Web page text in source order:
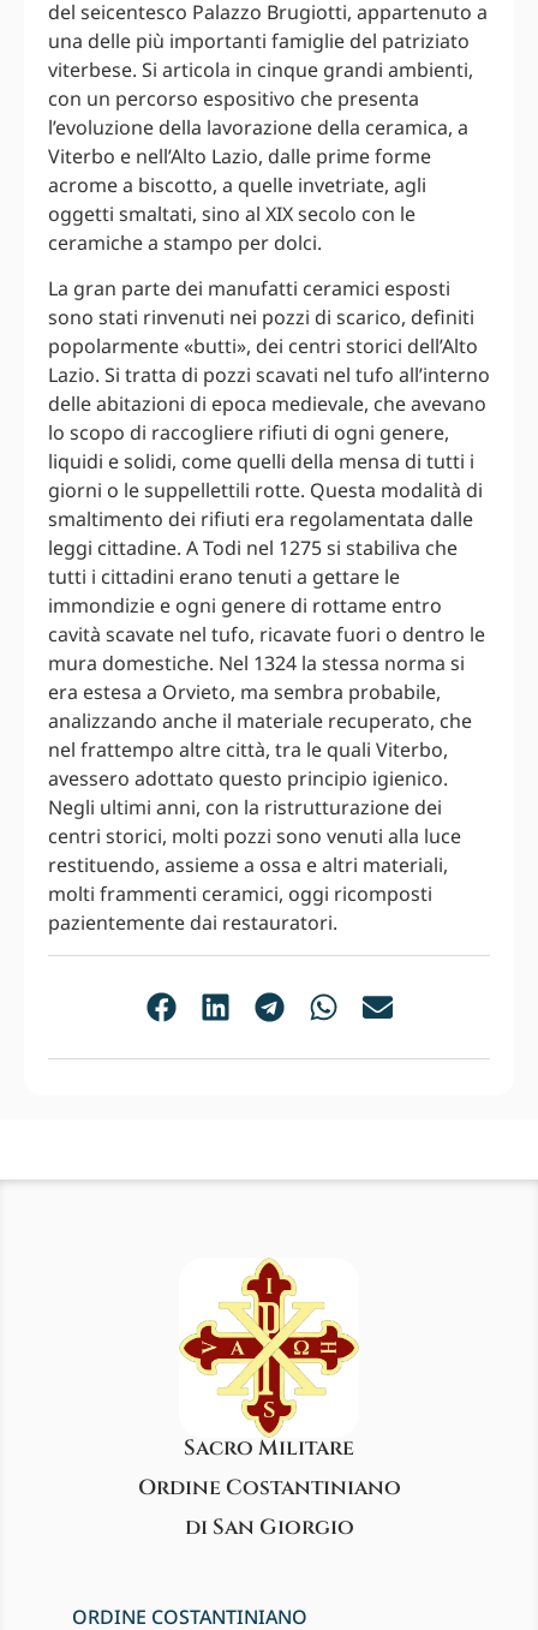
del seicentesco Palazzo Brugiotti, appartenuto a
una delle più importanti famiglie del patriziato
viterbese. Si articola in cinque grandi ambienti,
con un percorso espositivo che presenta
l’evoluzione della lavorazione della ceramica, a
Viterbo e nell’Alto Lazio, dalle prime forme
acrome a biscotto, a quelle invetriate, agli
oggetti smaltati, sino al XIX secolo con le
ceramiche a stampo per dolci.
La gran parte dei manufatti ceramici esposti
sono stati rinvenuti nei pozzi di scarico, definiti
popolarmente «butti», dei centri storici dell’Alto
Lazio. Si tratta di pozzi scavati nel tufo all’interno
delle abitazioni di epoca medievale, che avevano
lo scopo di raccogliere rifiuti di ogni genere,
liquidi e solidi, come quelli della mensa di tutti i
giorni o le suppellettili rotte. Questa modalità di
smaltimento dei rifiuti era regolamentata dalle
leggi cittadine. A Todi nel 1275 si stabiliva che
tutti i cittadini erano tenuti a gettare le
immondizie e ogni genere di rottame entro
cavità scavate nel tufo, ricavate fuori o dentro le
mura domestiche. Nel 1324 la stessa norma si
era estesa a Orvieto, ma sembra probabile,
analizzando anche il materiale recuperato, che
nel frattempo altre città, tra le quali Viterbo,
avessero adottato questo principio igienico.
Negli ultimi anni, con la ristrutturazione dei
centri storici, molti pozzi sono venuti alla luce
restituendo, assieme a ossa e altri materiali,
molti frammenti ceramici, oggi ricomposti
pazientemente dai restauratori.
Sacro Militare
Ordine Costantiniano
di San Giorgio
ORDINE COSTANTINIANO